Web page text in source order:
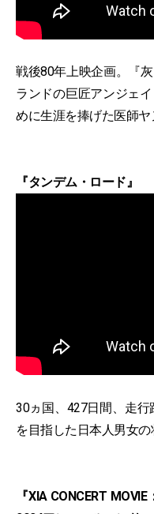
戦後80年上映企画。『
ランドの巨匠アンジェ
めに生涯を捧げた医師ヤ
『タンデム・ロード』
30ヵ国、427日間、走行
を目指した日本人男女の
『XIA CONCERT